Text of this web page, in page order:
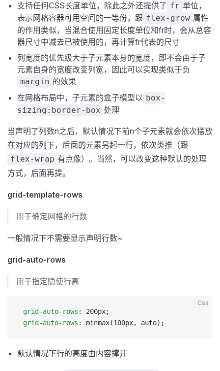
支持任何CSS长度单位，除此之外还提供了 fr 单位，
表示网格容器可用空间的一等份，跟 flex-grow 属性
的作用类似，当混合使用固定长度单位和fr时，会从总容
器尺寸中减去已被使用的，再计算fr代表的尺寸
列宽度的优先级大于子元素本身的宽度，即不会由于子
元素自身的宽度改变列宽，因此可以实现类似于负
margin 的效果
在网格布局中，子元素的盒子模型以 box-
sizing:border-box 处理
当声明了列数n之后，默认情况下前n个子元素就会依次摆放
在对应的列下，后面的元素另起一行，依次类推（跟
flex-wrap 有点像）。当然，可以改变这种默认的处理
方式，后面再提。
grid-template-rows
用于确定网格的行数
一般情况下不需要显示声明行数~
grid-auto-rows
用于指定隐使行高
Css
grid-auto-rows : 200px;
grid-auto-rows : minmax(100px, auto);
默认情况下行的高度由内容撑开